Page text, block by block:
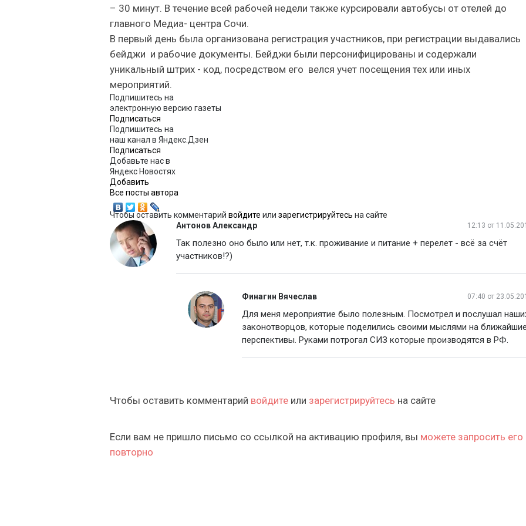
– 30 минут. В течение всей рабочей недели также курсировали автобусы от отелей до
главного Медиа- центра Сочи.
В первый день была организована регистрация участников, при регистрации выдавались
бейджи и рабочие документы. Бейджи были персонифицированы и содержали
уникальный штрих - код, посредством его велся учет посещения тех или иных
мероприятий.
Подпишитесь на
электронную версию газеты
Подписаться
Подпишитесь на
наш канал в Яндекс.Дзен
Подписаться
Добавьте нас в
Яндекс Новостях
Добавить
Вcе посты автора
Чтобы оставить комментарий войдите или зарегистрируйтесь на сайте
Антонов Александр
12:13 от
Так полезно оно было или нет, т.к. проживание и питание + перелет - всё за счёт
участников!?)
Финагин Вячеслав 07:40 от
Для меня мероприятие было полезным. Посмотрел и послушал
законотворцов, которые поделились своими мыслями на ближайшие
перспективы. Руками потрогал СИЗ которые производятся в РФ.
Чтобы оставить комментарий войдите или зарегистрируйтесь на сайте
Если вам не пришло письмо со ссылкой на активацию профиля, вы можете запросить его
повторно